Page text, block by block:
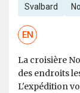
Svalbard
EN
La croisière
des endroits
L'expédition